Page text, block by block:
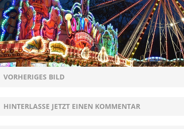
[ 9. Februar 2021 ] W.K. Kellogg ®
PRODUKTVORSTELLUNGEN
[ 19. Dezember 2020 ] Pfirsich-
VERPOORTEN
PRODUKTVORSTELLUNGEN
VORHERIGES BILD
HINTERLASSE JETZT EINEN KOMMENTAR